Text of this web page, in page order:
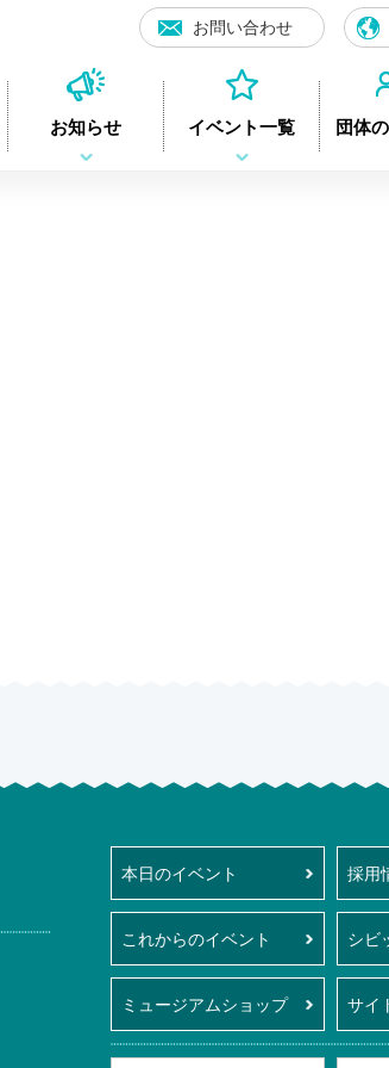
お問い合わせ
お知らせ イベント一覧 団体
日立シビ
本日のイベント 採用
これからのイベント シビ
ミュージアムショップ サイ